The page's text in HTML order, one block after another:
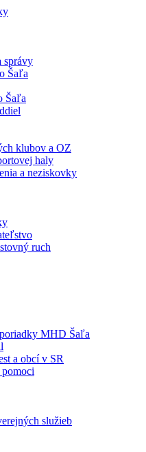
správy
Šaľa
Šaľa
klubov a OZ
haly
a neziskovky
ruch
MHD Šaľa
a obcí v SR
služieb